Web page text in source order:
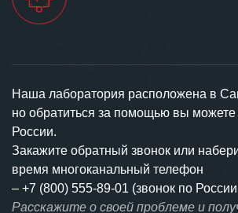
Наша лаборатория расположена в
но обратиться за помощью вы можете
России.
Закажите обратный звонок или
время многоканальный телефон
– +7 (800) 555-89-01 (звонок по
Расскажите о своей проблеме и